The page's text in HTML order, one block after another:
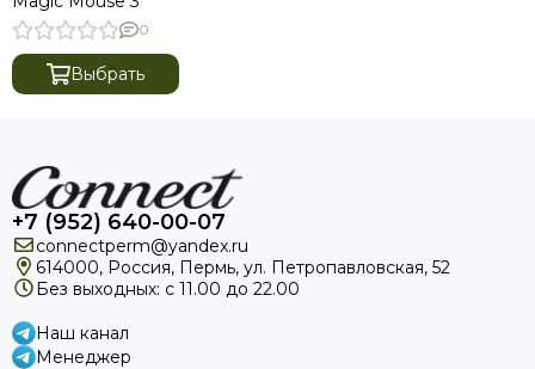
0
Выбрать
+7 (952) 640-00-07
connectperm@yandex.ru
614000, Россия, Пермь, ул. Петропавловская, 52
Без выходных: с 11.00 до 22.00
Наш канал
Менеджер